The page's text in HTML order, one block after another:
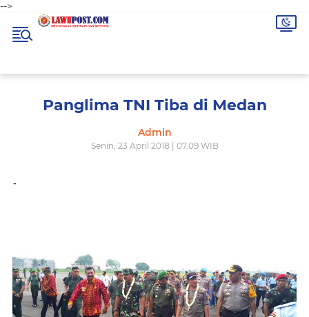
-->
Panglima TNI Tiba di Medan
Admin
Senin, 23 April 2018 | 07.09 WIB
-